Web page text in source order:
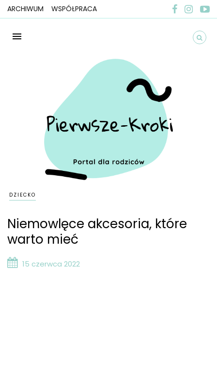
ARCHIWUM WSPÓŁPRACA
DZIECKO
Niemowlęce akcesoria, które
warto mieć
15 czerwca 2022